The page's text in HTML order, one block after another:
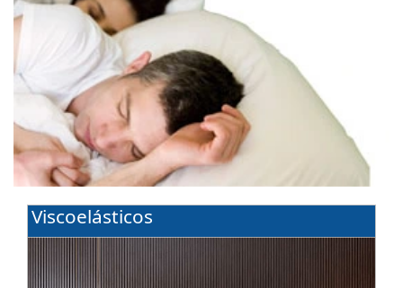
Viscoelásticos